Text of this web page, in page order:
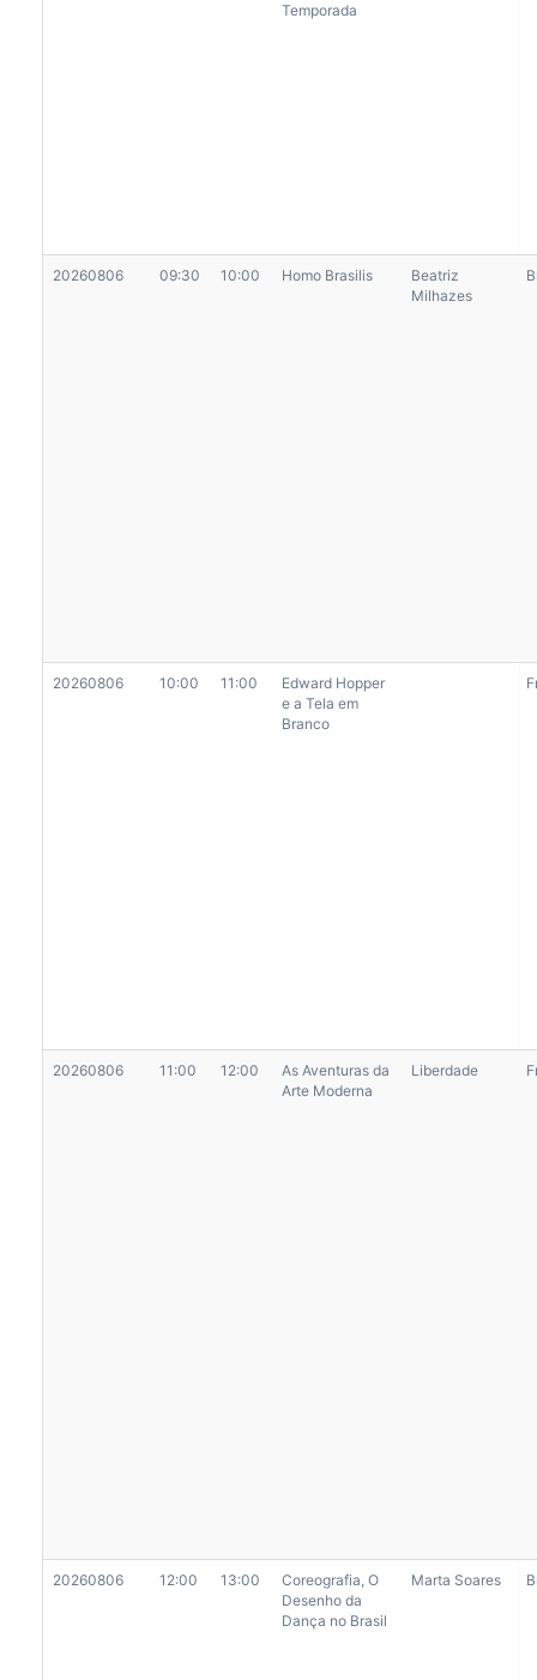
Temporada
20260806 09:30 10:00 Homo Brasilis
Beatriz
Milhazes
20260806 10:00 11:00
Edward Hopper
e a Tela em
Branco
20260806 11:00 12:00
As Aventuras da
Arte Moderna
Liberdade
20260806 12:00 13:00
Coreografia, O
Desenho da
Dança no Brasil
Marta Soares